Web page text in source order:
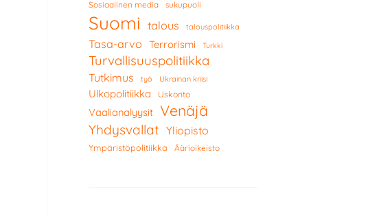
Sosiaalinen media sukupuoli
Suomi talous talouspolitiikka
Tasa-arvo Terrorismi Turkki
Turvallisuuspolitiikka
Tutkimus työ Ukrainan kriisi
Ulkopolitiikka Uskonto
Vaalianalyysit Venäjä
Yhdysvallat Yliopisto
Ympäristöpolitiikka Äärioikeisto